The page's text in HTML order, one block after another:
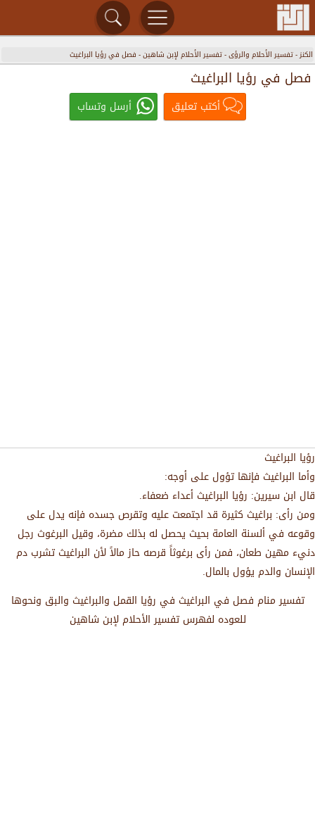
الكنز-تفسير الأحلام والرؤى-تفسير الأحلام لإبن شاهين- فصل في رؤيا البراغيث
فصل في رؤيا البراغيث
أكتب تعليق أرسل وتساب
رؤيا البراغيث
وأما البراغيث فإنها تؤول على أوجه:
قال ابن سيرين: رؤيا البراغيث أعداء ضعفاء.
ومن رأى: براغيث كثيرة قد اجتمعت عليه وتقرص جسده فإنه يدل على
وقوعه في ألسنة العامة بحيث يحصل له بذلك مضرة، وقيل البرغوث رجل
دنيء مهين طعان، فمن رأى برغوثاً قرصه حاز مالاً لأن البراغيث تشرب دم
الإنسان والدم يؤول بالمال.
تفسير منام فصل في البراغيث في رؤيا القمل والبراغيث والبق ونحوها
للعوده لفهرس تفسير الأحلام لإبن شاهين